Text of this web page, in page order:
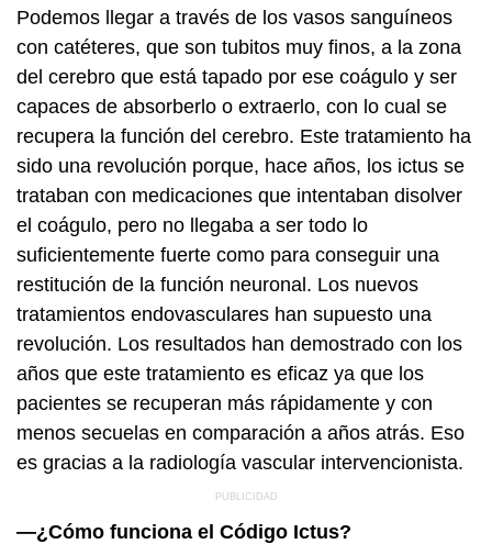
Podemos llegar a través de los vasos sanguíneos
con catéteres, que son tubitos muy finos, a la zona
del cerebro que está tapado por ese coágulo y ser
capaces de absorberlo o extraerlo, con lo cual se
recupera la función del cerebro. Este tratamiento ha
sido una revolución porque, hace años, los ictus se
trataban con medicaciones que intentaban disolver
el coágulo, pero no llegaba a ser todo lo
suficientemente fuerte como para conseguir una
restitución de la función neuronal. Los nuevos
tratamientos endovasculares han supuesto una
revolución. Los resultados han demostrado con los
años que este tratamiento es eficaz ya que los
pacientes se recuperan más rápidamente y con
menos secuelas en comparación a años atrás. Eso
es gracias a la radiología vascular intervencionista.
—¿Cómo funciona el Código Ictus?